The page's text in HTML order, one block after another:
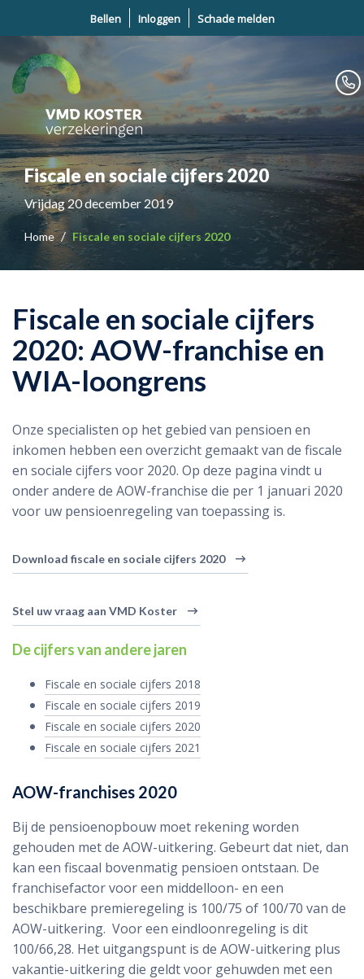
Bellen Inloggen Schade melden
Fiscale en sociale cijfers 2020
Vrijdag 20 december 2019
Home Fiscale en sociale cijfers 2020
Fiscale en sociale cijfers
2020: AOW-franchise en
WIA-loongrens
Onze specialisten op het gebied van pensioen en
inkomen hebben een overzicht gemaakt van de fiscale
en sociale cijfers voor 2020. Op deze pagina vindt u
onder andere de AOW-franchise die per 1 januari 2020
voor uw pensioenregeling van toepassing is.
Download fiscale en sociale cijfers 2020
Stel uw vraag aan VMD Koster
De cijfers van andere jaren
Fiscale en sociale cijfers 2018
Fiscale en sociale cijfers 2019
Fiscale en sociale cijfers 2020
Fiscale en sociale cijfers 2021
AOW-franchises 2020
Bij de pensioenopbouw moet rekening worden
gehouden met de AOW-uitkering. Gebeurt dat niet, dan
kan een fiscaal bovenmatig pensioen ontstaan. De
franchisefactor voor een middelloon- en een
beschikbare premieregeling is 100/75 of 100/70 van de
AOW-uitkering. Voor een eindloonregeling is dit
100/66,28. Het uitgangspunt is de AOW-uitkering plus
vakantie-uitkering die geldt voor gehuwden met een